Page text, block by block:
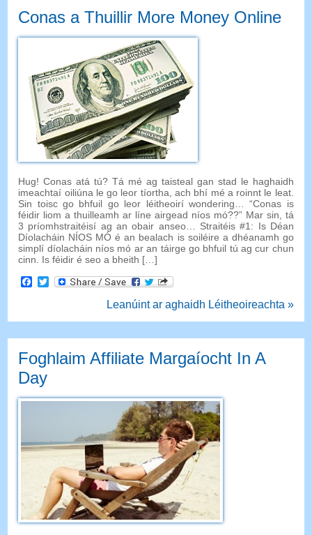
Conas a Thuillir More Money Online
Hug! Conas atá tú? Tá mé ag taisteal gan stad le haghaidh
imeachtaí oiliúna le go leor tíortha, ach bhí mé a roinnt le leat.
Sin toisc go bhfuil go leor léitheoirí wondering… “Conas is
féidir liom a thuilleamh ar líne airgead níos mó??” Mar sin, tá
3 príomhstraitéisí ag an obair anseo… Straitéis #1: Is Déan
Díolacháin NÍOS MÓ é an bealach is soiléire a dhéanamh go
simplí díolacháin níos mó ar an táirge go bhfuil tú ag cur chun
cinn. Is féidir é seo a bheith […]
Facebook
Twitter
Leanúint ar aghaidh Léitheoireachta »
Foghlaim Affiliate Margaíocht In A
Day